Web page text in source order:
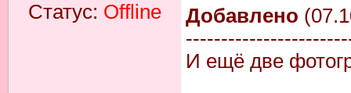
Статус: Offline
Добавлено
И ещё две